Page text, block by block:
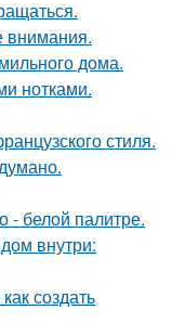
внимания.
дома.
нотками.
стиля.
- белой палитре.
внутри:
создать